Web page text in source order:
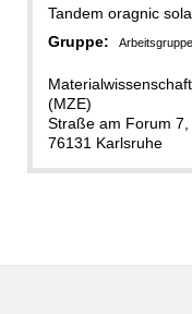
Tandem oragnic
Gruppe:
(MZE)
Straße am Forum
76131 Karlsruhe